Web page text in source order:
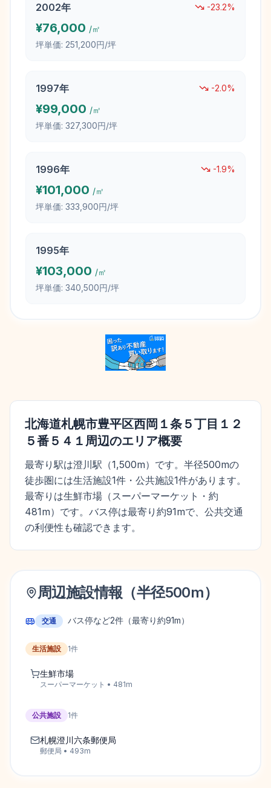
2002年 -23.2%
¥76,000 /㎡
坪単価: 251,200円/坪
1997年 -2.0%
¥99,000 /㎡
坪単価: 327,300円/坪
1996年 -1.9%
¥101,000 /㎡
坪単価: 333,900円/坪
1995年
¥103,000 /㎡
坪単価: 340,500円/坪
北海道札幌市豊平区西岡１条５丁目１２
５番５４１ 周辺のエリア概要
最寄り駅は澄川駅（1,500m）です。半径500mの
徒歩圏には生活施設1件・公共施設1件があります。
最寄りは生鮮市場（スーパーマーケット・約
481m）です。バス停は最寄り約91mで、公共交通
の利便性も確認できます。
周辺施設情報（半径500m）
交通 バス停など2件 （最寄り約91m）
生活施設 1件
生鮮市場
スーパーマーケット • 481m
公共施設 1件
札幌澄川六条郵便局
郵便局 • 493m